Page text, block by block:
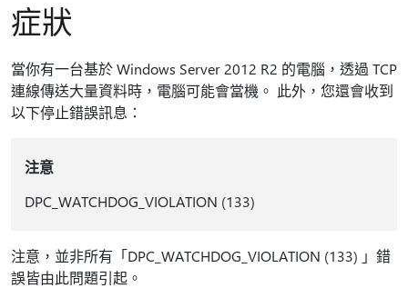
症狀
當你有一台基於 Windows Server 2012 R2 的電腦，透過 TCP
連線傳送大量資料時，電腦可能會當機。 此外，您還會收到
以下停止錯誤訊息：
注意
DPC_WATCHDOG_VIOLATION (133)
注意，並非所有「DPC_WATCHDOG_VIOLATION (133) 」錯
誤皆由此問題引起。